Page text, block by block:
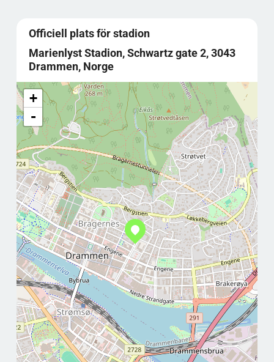
Officiell plats för stadion
Marienlyst Stadion, Schwartz gate 2, 3043
Drammen, Norge
+
-